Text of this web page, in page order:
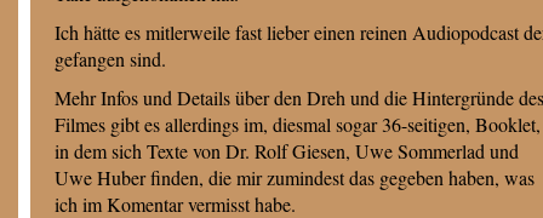
Ich hätte es mitlerweile fast lieber einen reinen Audiopodcast
gefangen sind.
Mehr Infos und Details über den Dreh und die Hintergründe des
Filmes gibt es allerdings im, diesmal sogar 36-seitigen, Booklet,
in dem sich Texte von Dr. Rolf Giesen, Uwe Sommerlad und
Uwe Huber finden, die mir zumindest das gegeben haben, was
ich im Komentar vermisst habe.